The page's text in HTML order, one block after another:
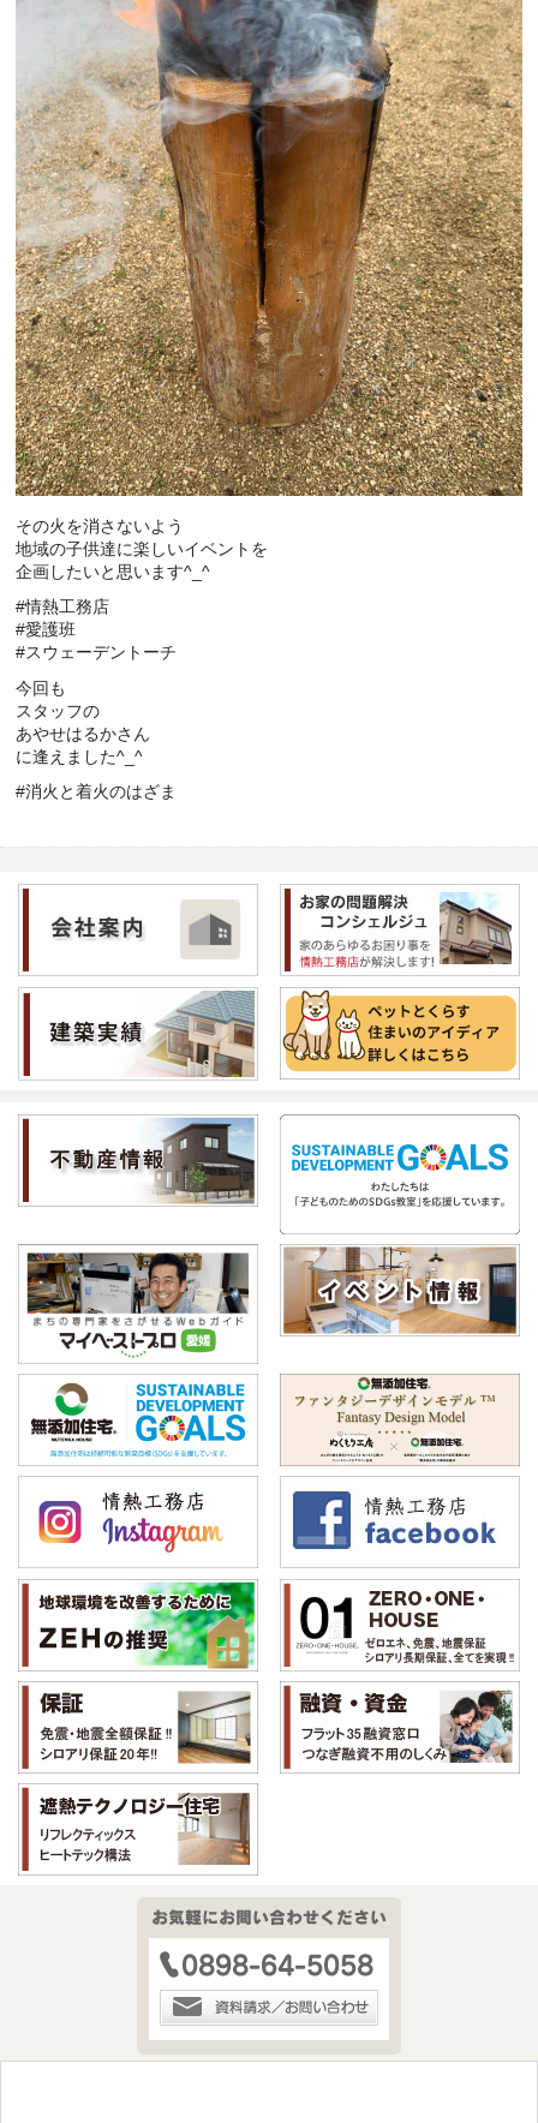
その火を消さないよう
地域の子供達に楽しいイベントを
企画したいと思います^_^
#情熱工務店
#愛護班
#スウェーデントーチ
今回も
スタッフの
あやせはるかさん
に逢えました^_^
#消火と着火のはざま